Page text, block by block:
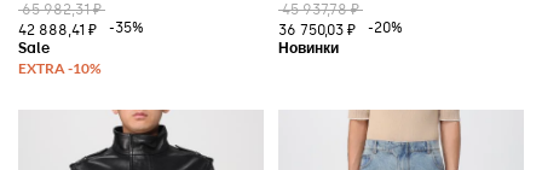
65 982,31 ₽
42 888,41 ₽
-35%
45 937,78 ₽
36 750,03 ₽
-20%